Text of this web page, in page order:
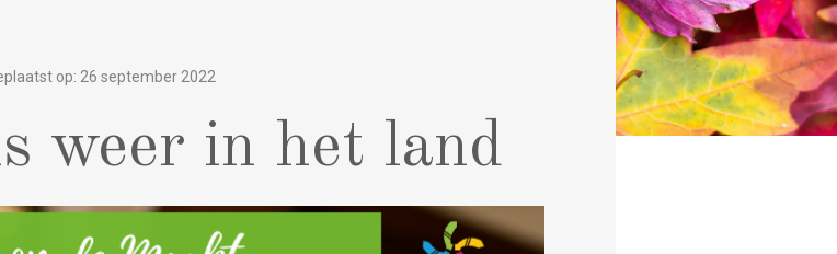
op: 26 september 2022
weer in het land